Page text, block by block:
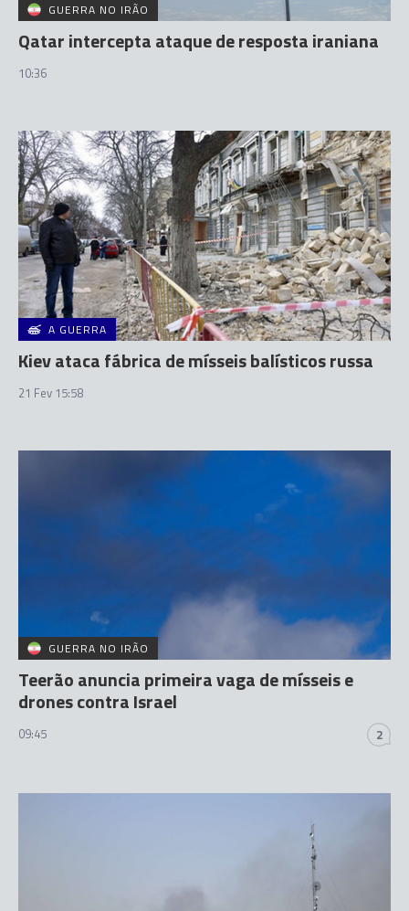
GUERRA NO IRÃO
Qatar intercepta ataque de resposta iraniana
10:36
A GUERRA
Kiev ataca fábrica de mísseis balísticos russa
21 Fev 15:58
GUERRA NO IRÃO
Teerão anuncia primeira vaga de mísseis e
drones contra Israel
09:45 2